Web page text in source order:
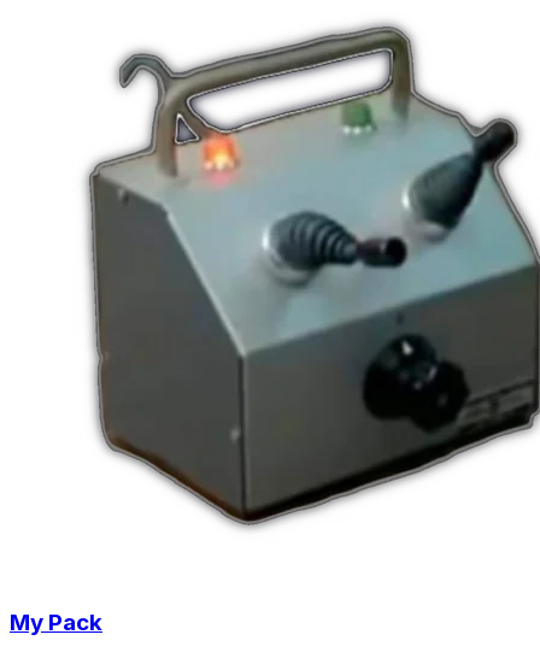
My Pack